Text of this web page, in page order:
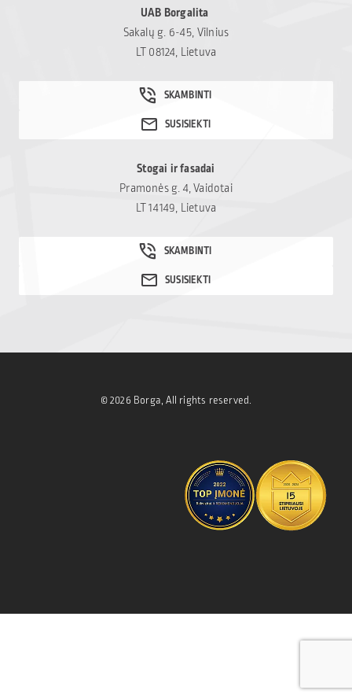
UAB Borgalita
Sakalų g. 6-45, Vilnius
LT 08124, Lietuva
Stogai ir fasadai
Pramonės g. 4, Vaidotai
LT 14149, Lietuva
© 2026 Borga, All rights reserved.